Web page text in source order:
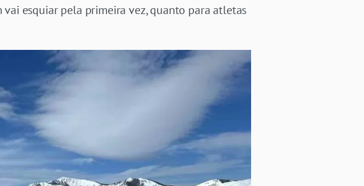
esquiar pela primeira vez, quanto para atletas